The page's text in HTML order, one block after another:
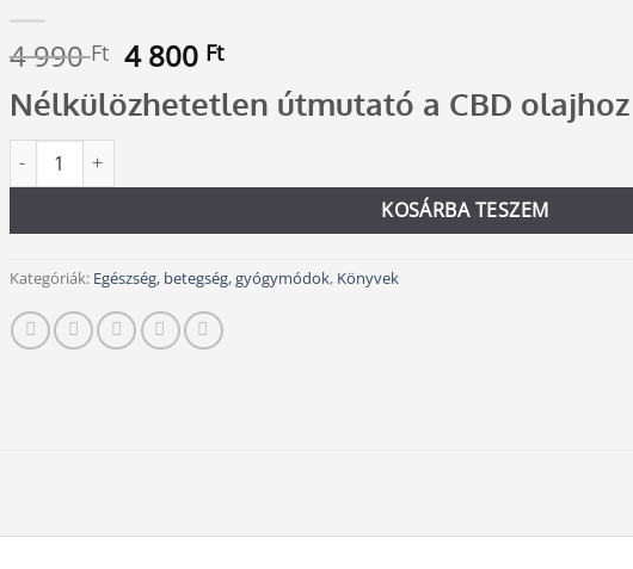
4 990Ft Original
price
was:
4 800 FtCurrent
price
is:
Nélkülözhetetlen útmutató a CBD olajhoz
CBD mennyiség
KOSÁRBA TESZEM
Alternative:
Kategóriák: Egészség, betegség, gyógymódok, Könyvek